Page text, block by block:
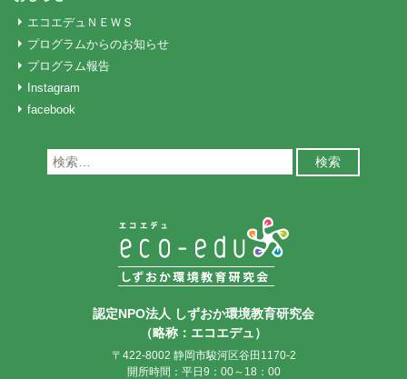
エコエデュＮＥＷＳ
プログラムからのお知らせ
プログラム報告
Instagram
facebook
検
索:
認定NPO法人 しずおか環境教育研究会
（略称：エコエデュ）
〒422-8002 静岡市駿河区谷田1170-2
開所時間：平日9：00～18：00